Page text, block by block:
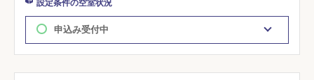
設定条件の空室状況
申込み受付中